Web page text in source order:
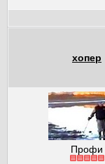
хопер
Профи